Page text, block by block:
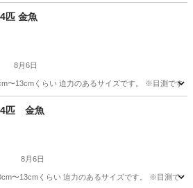
その他
金魚
8月6日
くらい 迫力のあるサイズです。 ※目測ですの
その他
匹 金魚
8月6日
13cmくらい 迫力のあるサイズです。 ※目測ですの